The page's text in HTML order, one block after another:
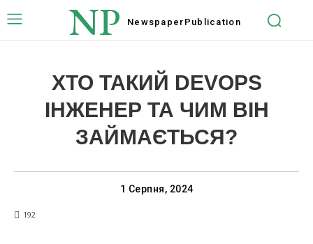
NP Newspaper Publication
ХТО ТАКИЙ DEVOPS
ІНЖЕНЕР ТА ЧИМ ВІН
ЗАЙМАЄТЬСЯ?
1 Серпня, 2024
192